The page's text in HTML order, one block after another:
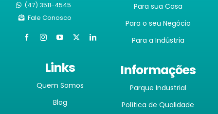
(47) 3511-4545
Fale Conosco
Para sua Casa
Para o seu Negócio
Para a Indústria
Links
Quem Somos
Blog
Informações
Parque Industrial
Política de Qualidade